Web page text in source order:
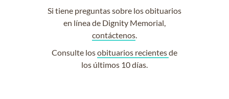
Si tiene preguntas sobre los obituarios
en línea de Dignity Memorial,
contáctenos.
Consulte losobituarios recientesde
los últimos 10 días.